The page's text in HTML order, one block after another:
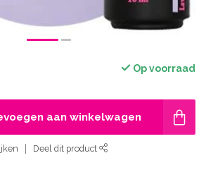
Op voorraad
aan winkelwagen
Deel dit product